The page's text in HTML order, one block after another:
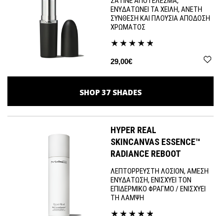
ΕΝΥΔΑΤΩΝΕΙ ΤΑ ΧΕΙΛΗ, ΑΝΕΤΗ
ΣΥΝΘΕΣΗ ΚΑΙ ΠΛΟΥΣΙΑ ΑΠΟΔΟΣΗ
ΧΡΩΜΑΤΟΣ
29,00€
SHOP 37 SHADES
HYPER REAL
SKINCANVAS ESSENCE™
RADIANCE REBOOT
ΛΕΠΤΟΡΡΕΥΣΤΗ ΛΟΣΙΟΝ, ΑΜΕΣΗ
ΕΝΥΔΑΤΩΣΗ, ΕΝΙΣΧΥΕΙ ΤΟΝ
ΕΠΙΔΕΡΜΙΚΟ ΦΡΑΓΜΟ / ΕΝΙΣΧΥΕΙ
ΤΗ ΛΑΜΨΗ